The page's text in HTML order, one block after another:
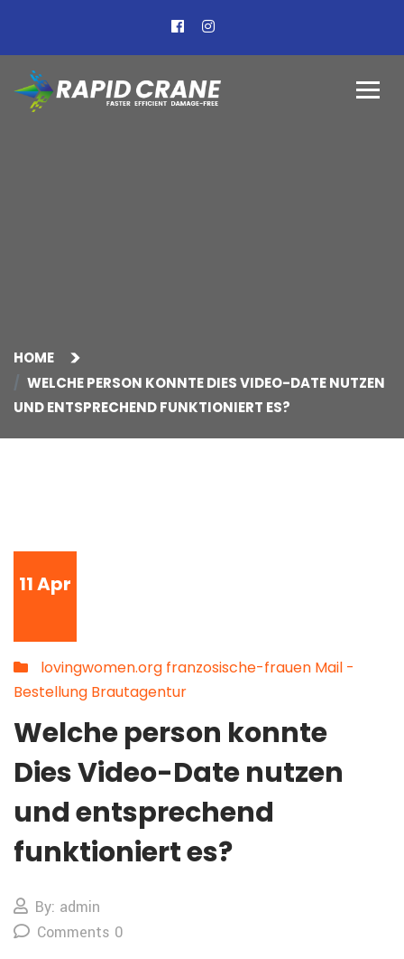
HOME
WELCHE PERSON KONNTE DIES VIDEO-DATE NUTZEN
UND ENTSPRECHEND FUNKTIONIERT ES?
11Apr
lovingwomen.org franzosische-frauen Mail -
Bestellung Brautagentur
Welche person konnte
Dies Video-Date nutzen
und entsprechend
funktioniert es?
By: admin
Comments 0